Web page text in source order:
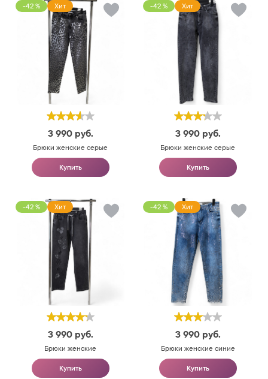
-42 % Хит
3 990 руб.
Брюки женские серые
Купить
-42 % Хит
3 990 руб.
Брюки женские серые
Купить
-42 % Хит
3 990 руб.
Брюки женские
Купить
-42 % Хит
3 990 руб.
Брюки женские синие
Купить